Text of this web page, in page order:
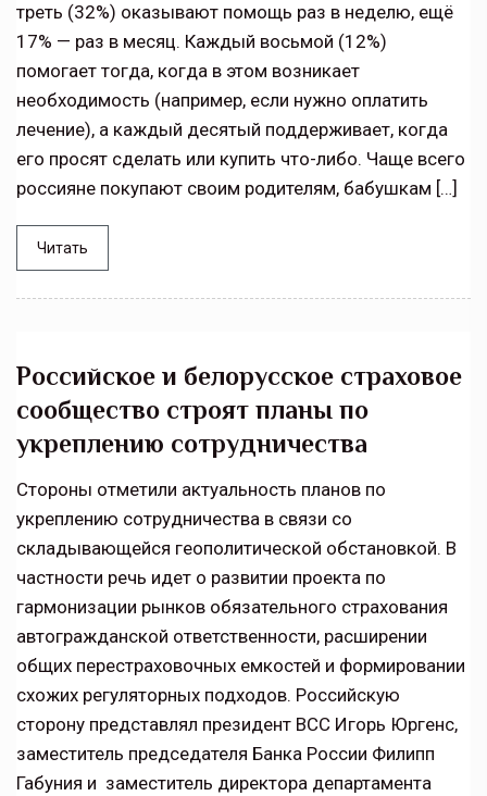
треть (32%) оказывают помощь раз в неделю, ещё
17% — раз в месяц. Каждый восьмой (12%)
помогает тогда, когда в этом возникает
необходимость (например, если нужно оплатить
лечение), а каждый десятый поддерживает, когда
его просят сделать или купить что-либо. Чаще всего
россияне покупают своим родителям, бабушкам […]
Читать
Российское и белорусское страховое
сообщество строят планы по
укреплению сотрудничества
Стороны отметили актуальность планов по
укреплению сотрудничества в связи со
складывающейся геополитической обстановкой. В
частности речь идет о развитии проекта по
гармонизации рынков обязательного страхования
автогражданской ответственности, расширении
общих перестраховочных емкостей и формировании
схожих регуляторных подходов. Российскую
сторону представлял президент ВСС Игорь Юргенс,
заместитель председателя Банка России Филипп
Габуния и заместитель директора департамента